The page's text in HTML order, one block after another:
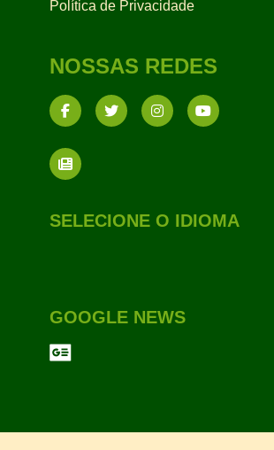
Política de Privacidade
NOSSAS REDES
SELECIONE O IDIOMA
GOOGLE NEWS